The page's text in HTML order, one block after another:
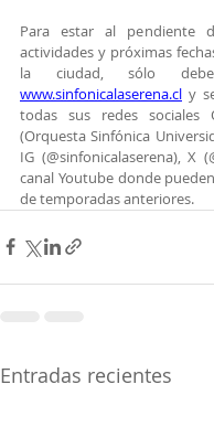
Para estar al pendiente
actividades y próximas
www.sinfonicalaserena.cl y
todas sus redes sociales
(Orquesta Sinfónica
IG (@sinfonicalaserena), X
canal Youtube donde
de temporadas anteriores.
Entradas recientes